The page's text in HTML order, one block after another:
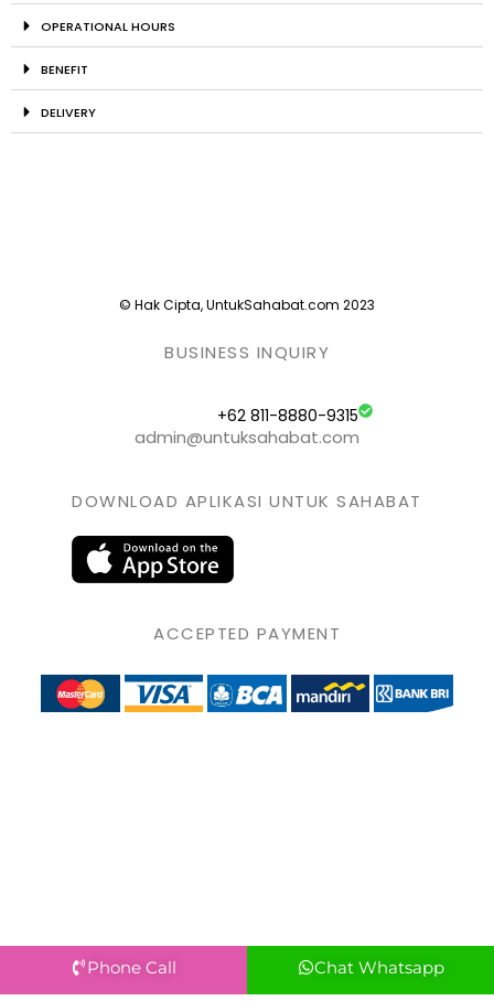
OPERATIONAL HOURS
BENEFIT
DELIVERY
© Hak Cipta, UntukSahabat.com 2023
BUSINESS INQUIRY
+62 811-8880-9315
admin@untuksahabat.com
DOWNLOAD APLIKASI UNTUK SAHABAT
ACCEPTED PAYMENT
Phone Call Chat Whatsapp